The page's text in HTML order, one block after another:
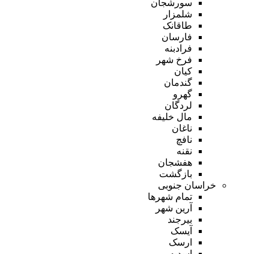
سورشجان
شلمزار
طاقانک
فارسان
فرادبنه
فرخ شهر
کیان
گندمان
گهرو
لردگان
مال خلیفه
ناغان
نافچ
نقنه
هفشجان
بازگشت
خراسان جنوبی
تمام شهر‌ها
آرین شهر
بیرجند
آیسک
ارسک